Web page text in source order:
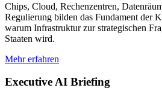
Chips, Cloud, Rechenzentren,
Regulierung bilden das Fundament der
warum Infrastruktur zur strategischen
Staaten wird.
Mehr erfahren
Executive AI Briefing